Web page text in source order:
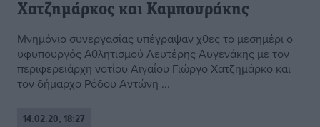
Χατζημάρκος και Καμπουράκης
Μνημόνιο συνεργασίας υπέγραψαν χθες το μεσημέρι ο
υφυπουργός Αθλητισμού Λευτέρης Αυγενάκης με τον
περιφερειάρχη νοτίου Αιγαίου Γιώργο Χατζημάρκο και
τον δήμαρχο Ρόδου Αντώνη ...
14.02.20, 18:27